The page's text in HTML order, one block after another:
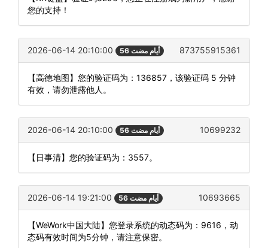
您的支持！
2026-06-14 20:10:00 56 أيام مضت 873755915361
【高德地图】您的验证码为：136857，该验证码 5 分钟
有效，请勿泄露他人。
2026-06-14 20:10:00 56 أيام مضت 10699232
【日事清】您的验证码为：3557。
2026-06-14 19:21:00 56 أيام مضت 10693665
【WeWork中国大陆】您登录系统的动态码为：9616，动
态码有效时间为5分钟，请注意保密。